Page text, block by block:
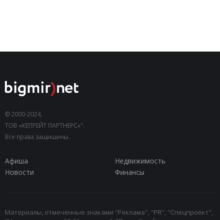
© 2000-2024,
ТОВ «КЕПРЕЙТ ПАРТНЕРС»".
Все права защищены.
Афиша
Недвижимость
Новости
Финансы
Материалы, отмеченные знаками "Реклама", "PR", "Спецпроект",